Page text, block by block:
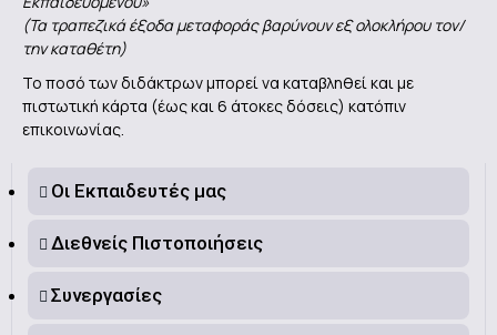
(Τα τραπεζικά έξοδα μεταφοράς βαρύνουν εξ ολοκλήρου τον/
την καταθέτη)
Το ποσό των διδάκτρων μπορεί να καταβληθεί και με
πιστωτική κάρτα (έως και 6 άτοκες δόσεις) κατόπιν
επικοινωνίας.
Οι Εκπαιδευτές μας
Διεθνείς Πιστοποιήσεις
Συνεργασίες